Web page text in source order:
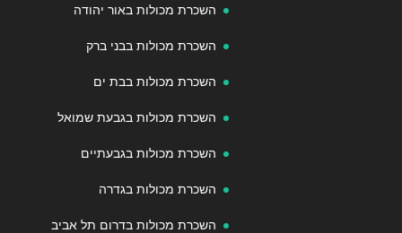
השכרת מכולות באור יהודה
השכרת מכולות בבני ברק
השכרת מכולות בבת ים
השכרת מכולות בגבעת שמואל
השכרת מכולות בגבעתיים
השכרת מכולות בגדרה
השכרת מכולות בדרום תל אביב